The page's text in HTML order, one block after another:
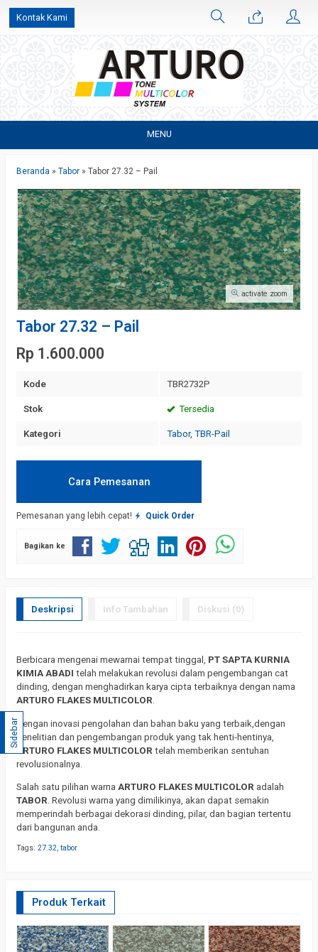
Kontak Kami
MENU
Beranda » Tabor » Tabor 27.32 – Pail
activate zoom
Tabor 27.32 – Pail
Rp 1.600.000
Kode TBR2732P
Stok Tersedia
Kategori Tabor, TBR-Pail
Cara Pemesanan
Pemesanan yang lebih cepat! Quick Order
Bagikan ke
Deskripsi Info Tambahan Diskusi (0)
Berbicara mengenai mewarnai tempat tinggal, PT SAPTA KURNIA
KIMIA ABADI telah melakukan revolusi dalam pengembangan cat
dinding, dengan menghadirkan karya cipta terbaiknya dengan nama
ARTURO FLAKES MULTICOLOR.
Dengan inovasi pengolahan dan bahan baku yang terbaik,dengan
penelitian dan pengembangan produk yang tak henti-hentinya,
ARTURO FLAKES MULTICOLOR telah memberikan sentuhan
revolusionalnya.
Salah satu pilihan warna ARTURO FLAKES MULTICOLOR adalah
TABOR . Revolusi warna yang dimilikinya, akan dapat semakin
memperindah berbagai dekorasi dinding, pilar, dan bagian tertentu
dari bangunan anda.
Tags: 27.32, tabor
Produk Terkait
Sidebar